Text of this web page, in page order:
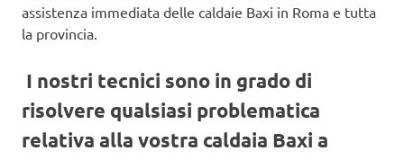
assistenza immediata delle caldaie Baxi in Roma e tutta
la provincia.
I nostri tecnici sono in grado di
risolvere qualsiasi problematica
relativa alla vostra caldaia Baxi a